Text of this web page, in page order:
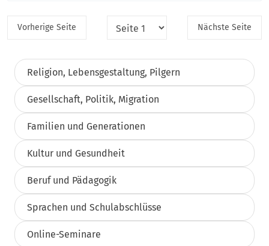
Vorherige Seite Nächste Seite
Religion, Lebensgestaltung, Pilgern
Gesellschaft, Politik, Migration
Familien und Generationen
Kultur und Gesundheit
Beruf und Pädagogik
Sprachen und Schulabschlüsse
Online-Seminare